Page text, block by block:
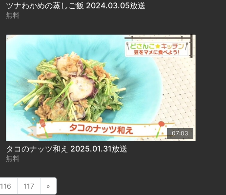
ツナわかめの蒸しご飯 2024.03.05放送
無料
07:03
タコのナッツ和え 2025.01.31放送
無料
116 117 »